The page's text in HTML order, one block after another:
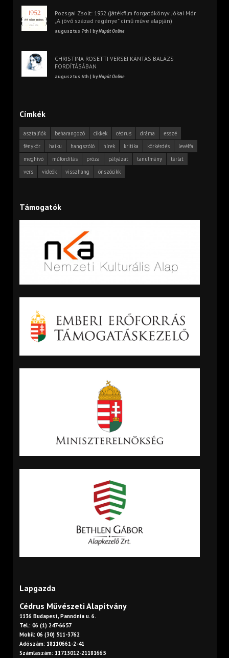
Pozsgai Zsolt: 1952 (játékfilm forgatókönyv Jókai Mór
„A jövő század regénye” című műve alapján)
augusztus 7th | byNapút Online
CHRISTINA ROSETTI VERSEI KÁNTÁS BALÁZS
FORDÍTÁSÁBAN
augusztus 6th | byNapút Online
Címkék
asztalfiók beharangozó cikkek cédrus dráma
esszé
fénykör
haiku hangszóló hírek kritika körkérdés
levélfa
meghívó
műfordítás próza pályázat tanulmány
tárlat
vers
videók visszhang önszócikk
Támogatók
Lapgazda
Cédrus Művészeti Alapítvány
1136 Budapest, Pannónia u. 6.
Tel.: 06 (1) 247-6657
Mobil: 06 (30) 511-3762
Adószám: 18110661-2-41
Számlaszám: 11713012-21181665